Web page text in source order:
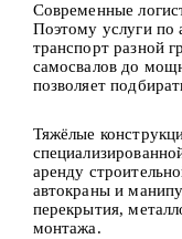
Современные
Поэтому услуги по
транспорт разной
самосвалов до
позволяет
Тяжёлые
аренду
автокраны и
перекрытия,
монтажа.